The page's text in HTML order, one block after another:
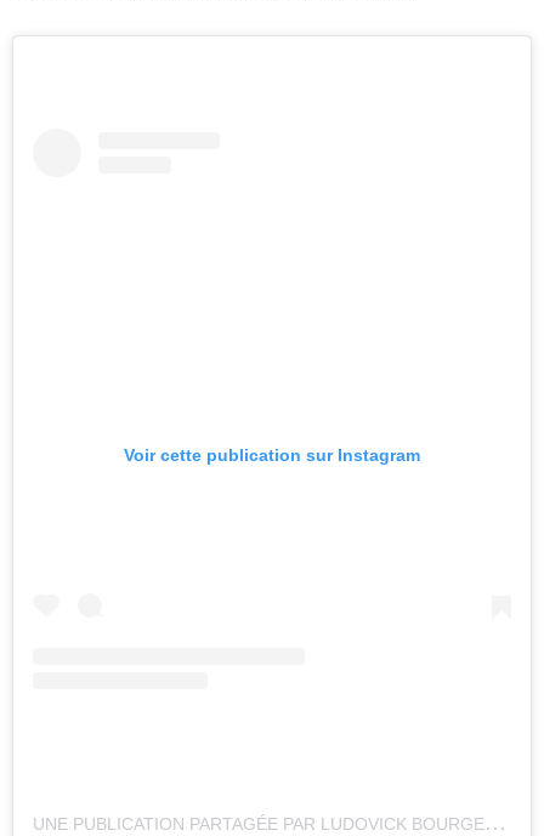
Voir cette publication sur Instagram
U
NE PUBLICATION PARTAGÉE PAR LUDOVICK BOURGEOIS (@LUDOVICKBOURGEOIS)